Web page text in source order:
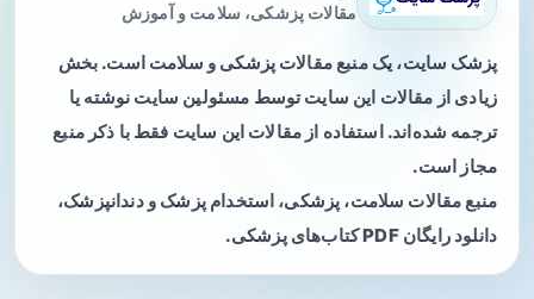
مقالات پزشکی، سلامت و آموزش
پزشک سایت، یک منبع مقالات پزشکی و سلامت است. بخش
زیادی از مقالات این سایت توسط مسئولین سایت نوشته یا
ترجمه شده‌اند. استفاده از مقالات این سایت فقط با ذکر منبع
مجاز است.
منبع مقالات سلامت، پزشکی، استخدام پزشک و دندانپزشک،
دانلود رایگان PDF کتاب‌های پزشکی.